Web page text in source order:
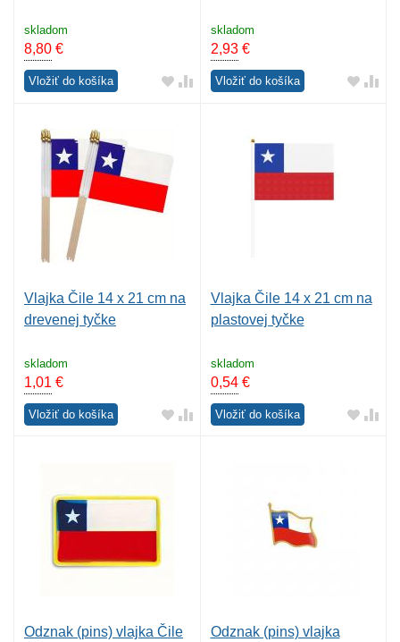
skladom
8,80 €
Vložiť do košíka
skladom
2,93€
Vložiť do košíka
Vlajka Čile 14 x 21 cm na
drevenej tyčke
skladom
1,01 €
Vložiť do košíka
Vlajka Čile 14 x 21 cm na
plastovej tyčke
skladom
0,54€
Vložiť do košíka
Odznak (pins) vlajka Čile
Odznak (pins) vlajka